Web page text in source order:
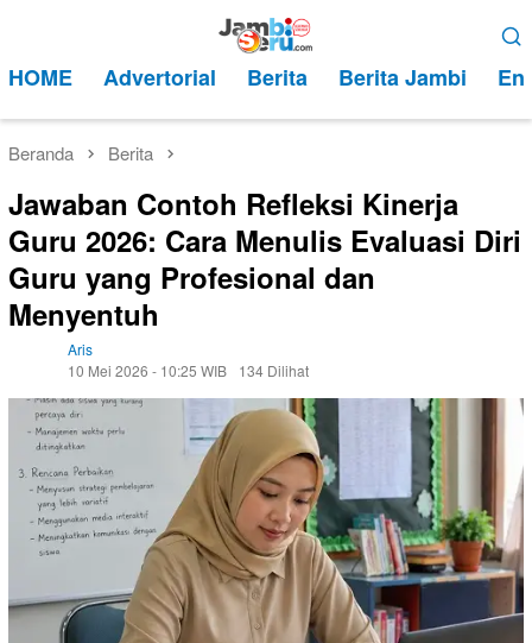
kontenMobile
HOME Advertorial Berita Berita Jambi
Beranda Berita
Jawaban Contoh Refleksi Kinerja
Guru 2026: Cara Menulis Evaluasi Diri
Guru yang Profesional dan
Menyentuh
Aris
10 Mei 2026 - 10:25 WIB
134 Dilihat